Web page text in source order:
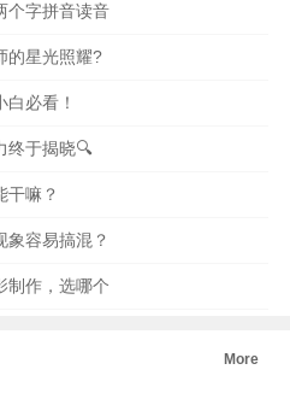
个字拼音读音
的星光照耀?
必看！
终于揭晓🔍
干嘛？
象容易搞混？
制作，选哪个
More